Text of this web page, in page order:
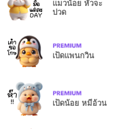
แมวน้อย หัวจะ
ปวด
เป็ดแพนกวิน
เป็ดน้อย หมีอ้วน